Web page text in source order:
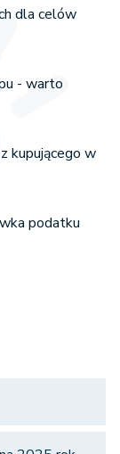
dla celów
- warto
kupującego w
podatku